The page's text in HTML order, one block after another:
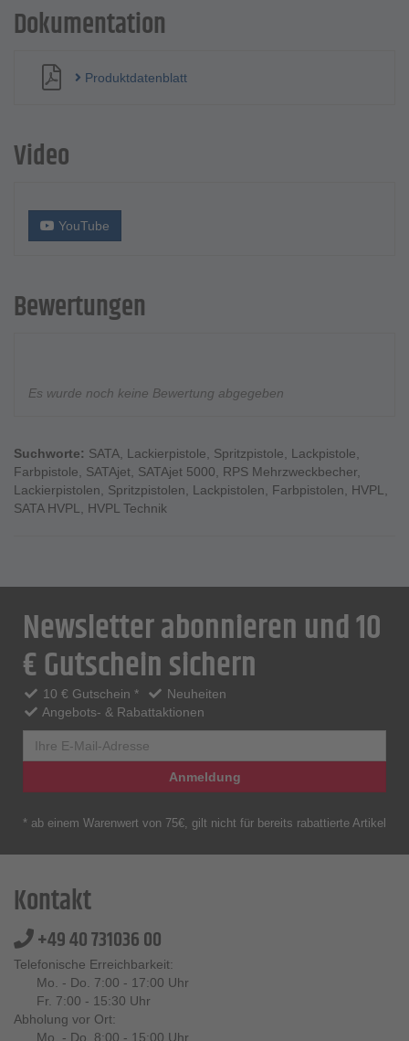
Dokumentation
Produktdatenblatt
Video
YouTube
Bewertungen
Es wurde noch keine Bewertung abgegeben
Suchworte: SATA, Lackierpistole, Spritzpistole, Lackpistole,
Farbpistole, SATAjet, SATAjet 5000, RPS Mehrzweckbecher,
Lackierpistolen, Spritzpistolen, Lackpistolen, Farbpistolen, HVPL,
SATA HVPL, HVPL Technik
Newsletter abonnieren und 10
€ Gutschein sichern
10 € Gutschein *
Neuheiten
Angebots- & Rabattaktionen
Anmeldung
* ab einem Warenwert von 75€, gilt nicht für bereits rabattierte Artikel
Kontakt
+49 40 731036 00
Telefonische Erreichbarkeit:
Mo. - Do. 7:00 - 17:00 Uhr
Fr. 7:00 - 15:30 Uhr
Abholung vor Ort:
Mo. - Do. 8:00 - 15:00 Uhr